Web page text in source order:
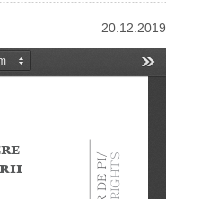
20.12.2019